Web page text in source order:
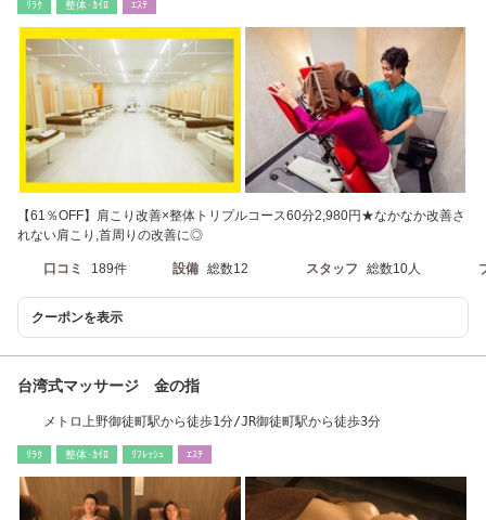
ﾘﾗｸ 整体･ｶｲﾛ ｴｽﾃ
【61％OFF】肩こり改善×整体トリプルコース60分2,980円★なかなか改善さ
れない肩こり,首周りの改善に◎
口コミ 189件 設備 総数12 スタッフ 総数10人
クーポンを表示
台湾式マッサージ 金の指
メトロ上野御徒町駅から徒歩1分/JR御徒町駅から徒歩3分
ﾘﾗｸ 整体･ｶｲﾛ ﾘﾌﾚｯｼｭ ｴｽﾃ